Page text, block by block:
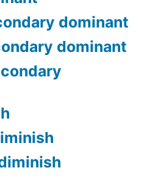
dominant
dominant